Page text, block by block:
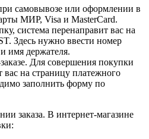
самовывозе или оформлении в
МИР, Visa и MasterCard.
система перенаправит вас на
Здесь нужно ввести номер
имя держателя.
Для совершения покупки
вас на страницу платежного
заполнить форму по
заказа. В интернет-магазине